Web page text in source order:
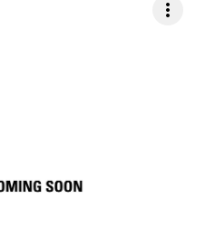
more_vert